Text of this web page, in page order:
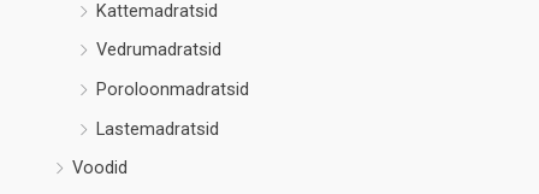
Kattemadratsid
Vedrumadratsid
Poroloonmadratsid
Lastemadratsid
Voodid